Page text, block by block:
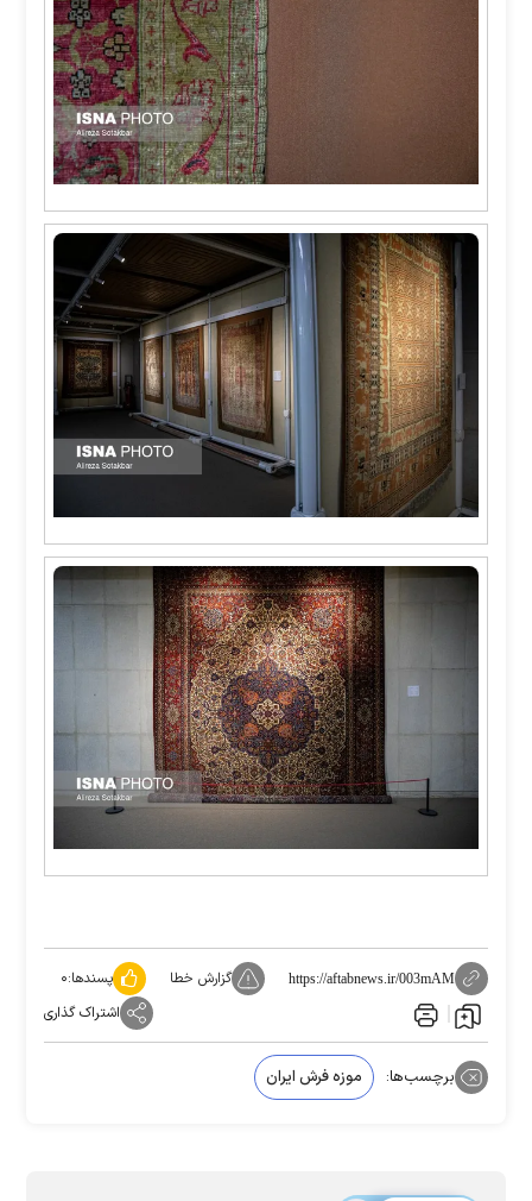
https://aftabnews.ir/003mAM گزارش خطا پسندها:۰
اشتراک گذاری
برچسب‌ها: موزه فرش ایران